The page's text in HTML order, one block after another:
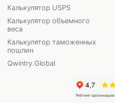
Калькулятор USPS
Калькулятор объемного
веса
Калькулятор таможенных
пошлин
Qwintry.Global